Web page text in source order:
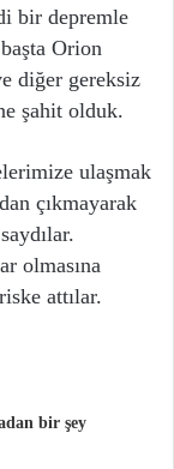
bir depremle
Orion
diğer gereksiz
şahit olduk.
ulaşmak
çıkmayarak
olmasına
attılar.
bir şey